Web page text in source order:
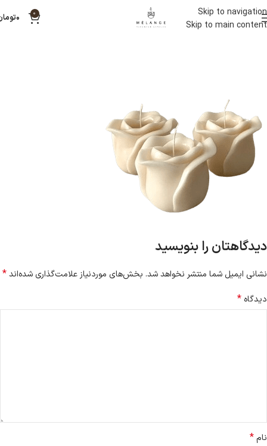
Skip to navigation
Skip to main content
0 ۰
دیدگاهتان را بنویسید
نشانی ایمیل شما منتشر نخواهد شد. بخش‌های موردنیاز علامت‌گذاری شده‌اند*
دیدگاه *
نام*